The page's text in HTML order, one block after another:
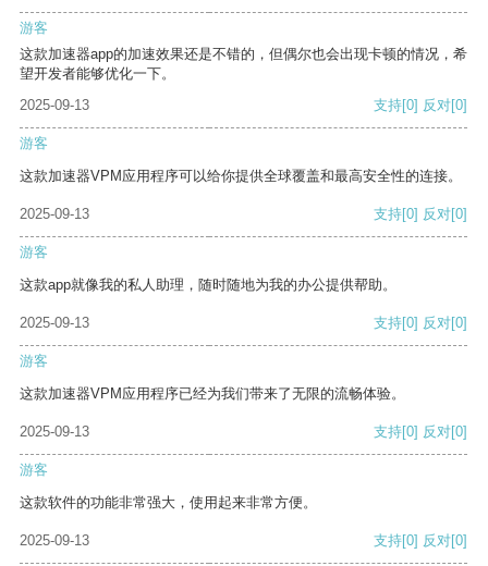
游客
这款加速器app的加速效果还是不错的，但偶尔也会出现卡顿的情况，希
望开发者能够优化一下。
2025-09-13
支持[0] 反对[0]
游客
这款加速器VPM应用程序可以给你提供全球覆盖和最高安全性的连接。
2025-09-13 支持[0] 反对[0]
游客
这款app就像我的私人助理，随时随地为我的办公提供帮助。
2025-09-13 支持[0] 反对[0]
游客
这款加速器VPM应用程序已经为我们带来了无限的流畅体验。
2025-09-13 支持[0] 反对[0]
游客
这款软件的功能非常强大，使用起来非常方便。
2025-09-13 支持[0] 反对[0]